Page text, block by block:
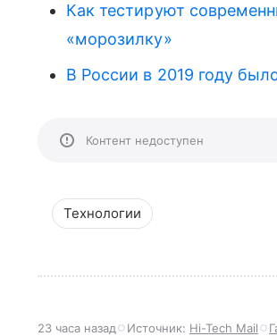
Как тестируют
«морозилку»
В России в 2019 году
Контент недоступен
Технологии
23 часа назад Источник: Hi-Tech Mail